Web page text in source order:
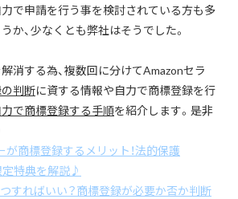
で申請を行う事を検討されている方も多
か、少なくとも弊社はそうでした。
消する為、複数回に分けてAmazonセラ
判断に資する情報や自力で商標登録を行
力で商標登録する手順を紹介します。是非
が商標登録するメリット！法的保護
特典を解説♪
すればいい？商標登録が必要か否か判断